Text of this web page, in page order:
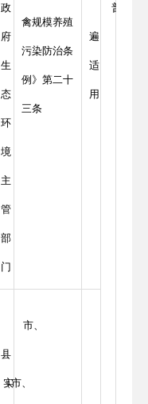
政
府
生
态
环
境
主
管
部
门
禽规模养殖
污染防治条
例》第二十
三条
普
遍
适
用
实
市、
县
（市、